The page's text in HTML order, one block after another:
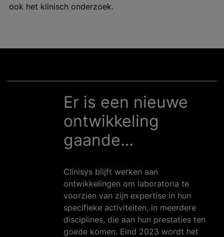
ook het klinisch onderzoek.
Er is een nieuwe
ontwikkeling
gaande…
Clinisys blijft werken aan
ontwikkelingen om laboratoria te
voorzien van zijn expertise in hun
specifieke activiteiten, in meerdere
disciplines, die aan hun prestaties ten
goede komen. Eind 2023 wordt het